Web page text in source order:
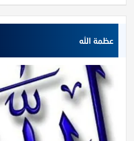
عظمة الله